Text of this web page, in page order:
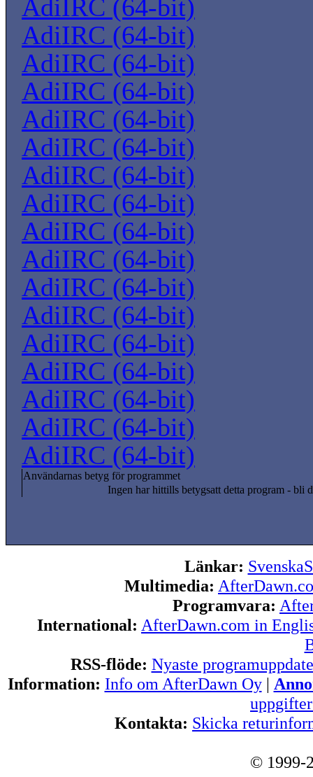
AdiIRC (64-bit)
AdiIRC (64-bit)
AdiIRC (64-bit)
AdiIRC (64-bit)
AdiIRC (64-bit)
AdiIRC (64-bit)
AdiIRC (64-bit)
AdiIRC (64-bit)
AdiIRC (64-bit)
AdiIRC (64-bit)
AdiIRC (64-bit)
AdiIRC (64-bit)
AdiIRC (64-bit)
AdiIRC (64-bit)
AdiIRC (64-bit)
AdiIRC (64-bit)
AdiIRC (64-bit)
Användarnas betyg för programmet
Ingen har hittills betygsatt detta program - bli
Länkar:
Multimedia:
Programvara:
International: AfterDawn.com in
RSS-flöde: Nyaste
Information: Info om AfterDawn Oy|
Kontakta: Skicka
© 1999-